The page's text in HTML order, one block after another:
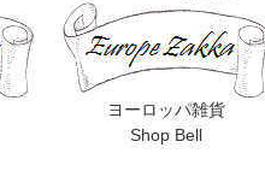
ヨーロッパ雑貨
Shop Bell